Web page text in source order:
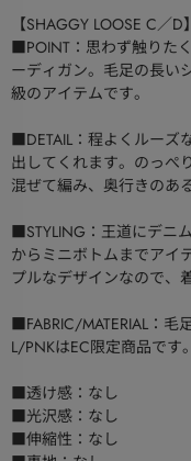
【SHAGGY LOOSE C／D】
■POINT：思わず触りた
ーディガン。毛足の長い
級のアイテムです。
■DETAIL：程よくルーズ
出してくれます。のっぺ
混ぜて編み、奥行きのあ
■STYLING：王道にデニ
からミニボトムまでアイ
プルなデザインなので、
■FABRIC/MATERIAL：毛
L/PNKはEC限定商品です。
■透け感：なし
■光沢感：なし
■伸縮性：なし